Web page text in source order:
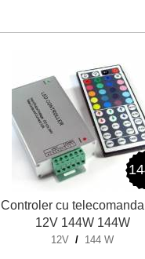
Controler cu
12V 144W 144W
12V / 144 W